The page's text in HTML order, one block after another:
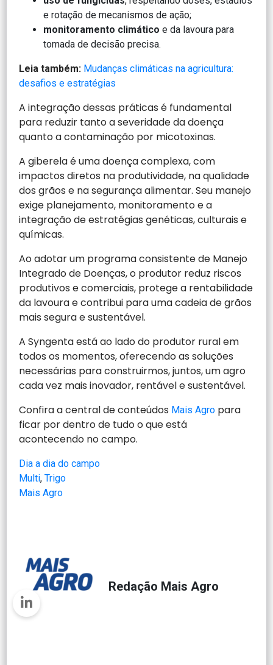
e rotação de mecanismos de ação;
monitoramento climático e da lavoura para
tomada de decisão precisa.
Leia também: Mudanças climáticas na agricultura:
desafios e estratégias
A integração dessas práticas é fundamental
para reduzir tanto a severidade da doença
quanto a contaminação por micotoxinas.
A giberela é uma doença complexa, com
impactos diretos na produtividade, na qualidade
dos grãos e na segurança alimentar. Seu manejo
exige planejamento, monitoramento e a
integração de estratégias genéticas, culturais e
químicas.
Ao adotar um programa consistente de Manejo
Integrado de Doenças, o produtor reduz riscos
produtivos e comerciais, protege a rentabilidade
da lavoura e contribui para uma cadeia de grãos
mais segura e sustentável.
A Syngenta está ao lado do produtor rural em
todos os momentos, oferecendo as soluções
necessárias para construirmos, juntos, um agro
cada vez mais inovador, rentável e sustentável.
Confira a central de conteúdos Mais Agro para
ficar por dentro de tudo o que está
acontecendo no campo.
Dia a dia do campo
Multi, Trigo
Mais Agro
Redação Mais Agro